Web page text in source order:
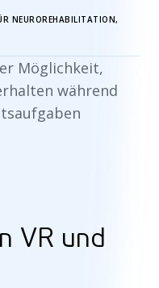
NEUROREHABILITATION,
Möglichkeit,
während
VR und